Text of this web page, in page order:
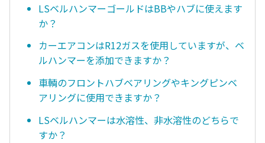
LSベルハンマーゴールドはBBやハブに使えます
か？
カーエアコンはR12ガスを使用していますが、ベ
ルハンマーを添加できますか？
車輌のフロントハブベアリングやキングピンベ
アリングに使用できますか？
LSベルハンマーは水溶性、非水溶性のどちらで
すか？